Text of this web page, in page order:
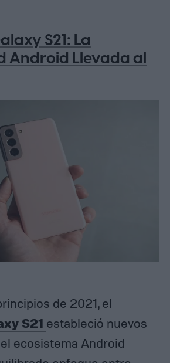
S21: La
Android Llevada al
de 2021, el
S21 estableció nuevos
ecosistema Android